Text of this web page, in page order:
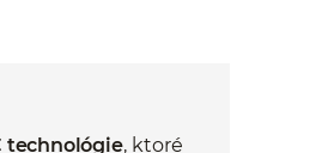
technológie, ktoré